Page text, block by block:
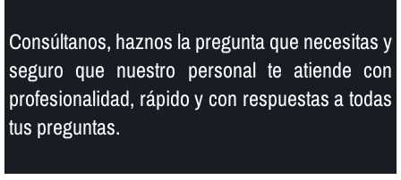
Consúltanos, haznos la pregunta que necesitas y
seguro que nuestro personal te atiende con
profesionalidad, rápido y con respuestas a todas
tus preguntas.